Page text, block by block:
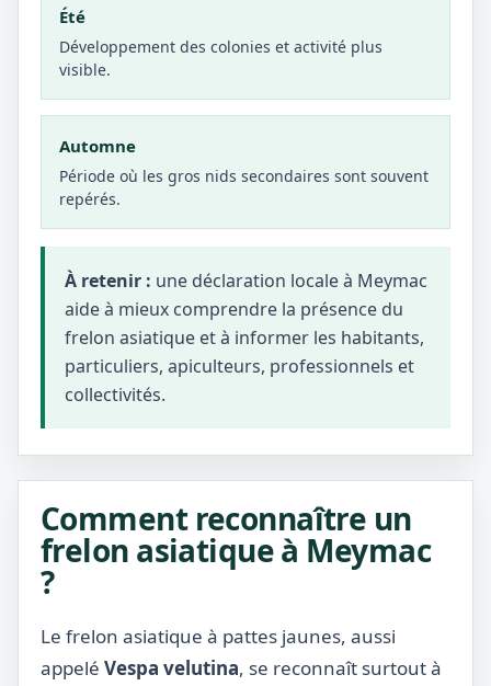
Été
Développement des colonies et activité plus
visible.
Automne
Période où les gros nids secondaires sont souvent
repérés.
À retenir : une déclaration locale à Meymac
aide à mieux comprendre la présence du
frelon asiatique et à informer les habitants,
particuliers, apiculteurs, professionnels et
collectivités.
Comment reconnaître un
frelon asiatique à Meymac
?
Le frelon asiatique à pattes jaunes, aussi
appelé Vespa velutina, se reconnaît surtout à